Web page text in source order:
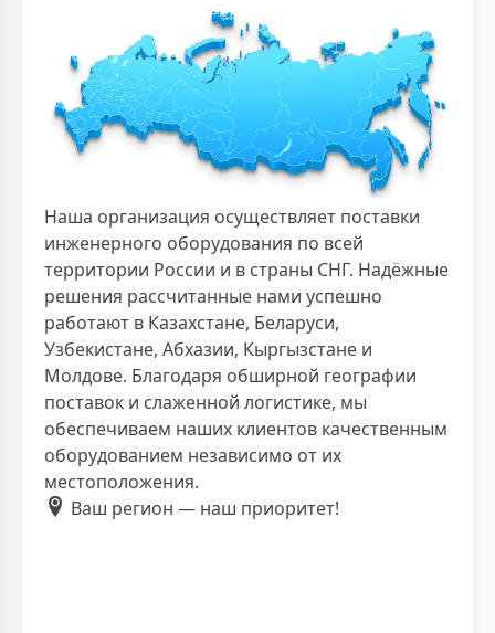
Наша организация осуществляет поставки
инженерного оборудования по всей
территории России и в страны СНГ. Надёжные
решения рассчитанные нами успешно
работают в Казахстане, Беларуси,
Узбекистане, Абхазии, Кыргызстане и
Молдове. Благодаря обширной географии
поставок и слаженной логистике, мы
обеспечиваем наших клиентов качественным
оборудованием независимо от их
местоположения.
Ваш регион — наш приоритет!